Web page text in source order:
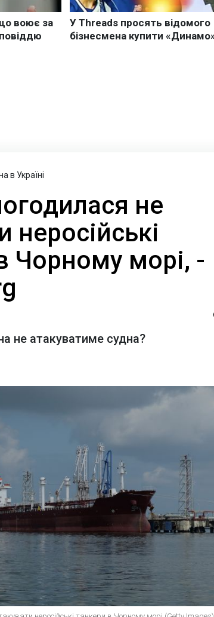
в Україні
не
неросійські
Чорному морі, -
не атакуватиме судна?